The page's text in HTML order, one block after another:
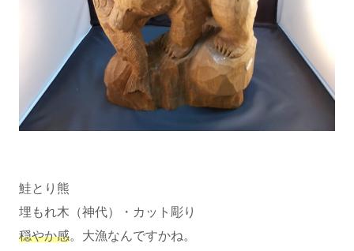
鮭とり熊
埋もれ木（神代）・カット彫り
穏やか感。大漁なんですかね。